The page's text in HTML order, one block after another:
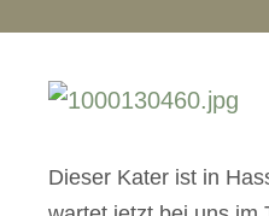
Dieser Kater ist in